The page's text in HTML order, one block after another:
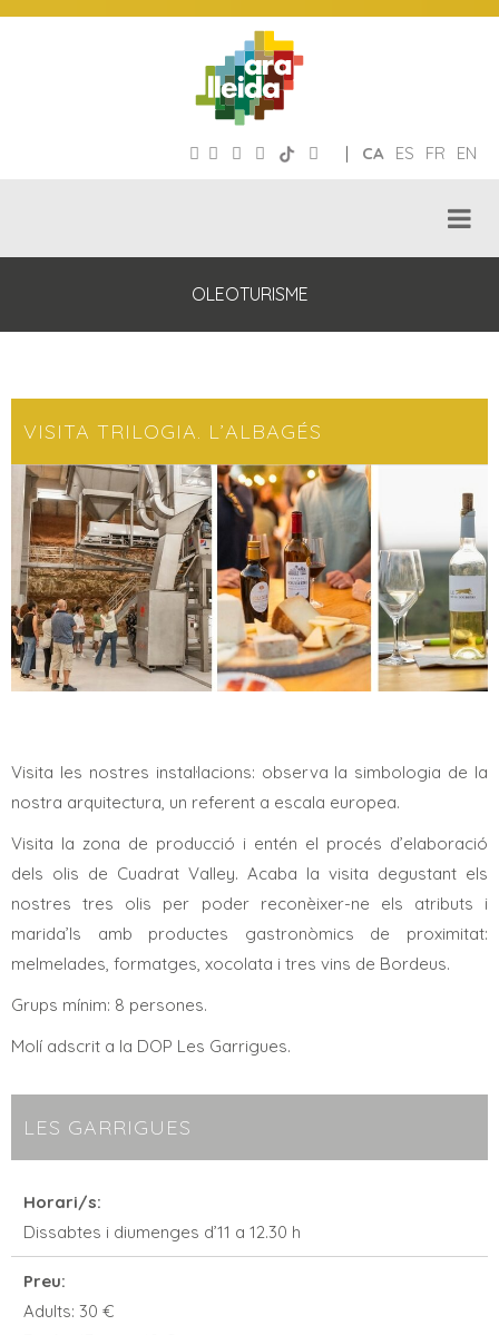
CA ES FR EN
|
OLEOTURISME
VISITA TRILOGIA. L’ALBAGÉS
Visita les nostres instal·lacions: observa la simbologia de la
nostra arquitectura, un referent a escala europea.
Visita la zona de producció i entén el procés d’elaboració
dels olis de Cuadrat Valley. Acaba la visita degustant els
nostres tres olis per poder reconèixer-ne els atributs i
marida’ls amb productes gastronòmics de proximitat:
melmelades, formatges, xocolata i tres vins de Bordeus.
Grups mínim: 8 persones.
Molí adscrit a la DOP Les Garrigues.
LES GARRIGUES
Horari/s:
Dissabtes i diumenges d’11 a 12.30 h
Preu:
Adults: 30 €